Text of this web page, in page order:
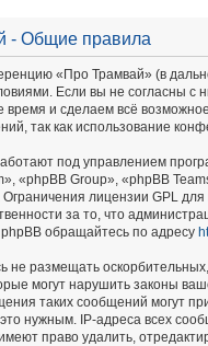
- Общие правила
«Про Трамвай» (в
Если вы не согласны с
время и сделаем всё
так как использование
под управлением
«phpBB Group», «phpBB
Ограничения лицензии GPL
за то, что
обращайтесь по адресу
не размещать
могут нарушить законы
таких сообщений могут
нужным. IP-адреса всех
право удалить,